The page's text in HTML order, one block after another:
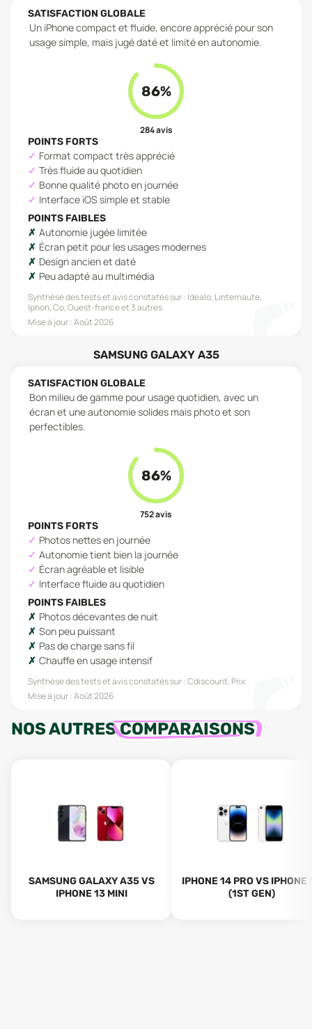
SATISFACTION GLOBALE
Un iPhone compact et fluide, encore apprécié pour son
usage simple, mais jugé daté et limité en autonomie.
86%
284avis
POINTS FORTS
Format compact très apprécié
Très fluide au quotidien
Bonne qualité photo en journée
Interface iOS simple et stable
POINTS FAIBLES
Autonomie jugée limitée
Écran petit pour les usages modernes
Design ancien et daté
Peu adapté au multimédia
Synthèse des tests et avis constatés sur : Idealo, Linternaute,
Iphon, Co, Ouest-franceet 3 autres
Mise à jour :Août 2026
SAMSUNG GALAXY A35
SATISFACTION GLOBALE
Bon milieu de gamme pour usage quotidien, avec un
écran et une autonomie solides mais photo et son
perfectibles.
86%
752avis
POINTS FORTS
Photos nettes en journée
Autonomie tient bien la journée
Écran agréable et lisible
Interface fluide au quotidien
POINTS FAIBLES
Photos décevantes de nuit
Son peu puissant
Pas de charge sans fil
Chauffe en usage intensif
Synthèse des tests et avis constatés sur :Cdiscount, Prix
Mise à jour :Août 2026
NOS AUTRESCOMPARAISONS
SAMSUNG GALAXY A35 VS
IPHONE 13 MINI
IPHONE 14 PRO VS IPHONE
(1ST GEN)